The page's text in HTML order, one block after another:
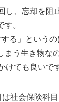
し、忘却を阻
す。
る」というの
まう生き物な
けても良いで
社会保険科